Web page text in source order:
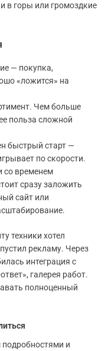
в горы или громоздкие
— покупка,
«ложится» на
Чем больше
польза сложной
быстрый старт —
по скорости.
со временем
сразу заложить
сайт или
техники хотел
рекламу. Через
интеграция с
галерея работ.
полноценный
подробностями и